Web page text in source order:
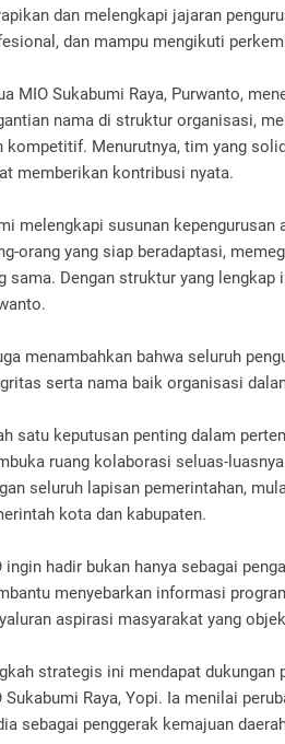
dan melengkapi jajaran
dan mampu mengikuti
MIO Sukabumi Raya, Purwanto,
nama di struktur organisasi,
kompetitif. Menurutnya, tim yang
memberikan kontribusi nyata.
melengkapi susunan
orang yang siap beradaptasi,
sama. Dengan struktur yang
menambahkan bahwa seluruh
serta nama baik organisasi
satu keputusan penting dalam
ruang kolaborasi seluas-
seluruh lapisan pemerintahan,
kota dan kabupaten.
ingin hadir bukan hanya sebagai
menyebarkan informasi
aspirasi masyarakat yang
strategis ini mendapat dukungan
Sukabumi Raya, Yopi. Ia menilai
sebagai penggerak kemajuan